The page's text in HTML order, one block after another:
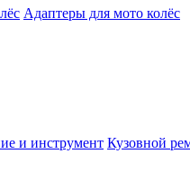
Адаптеры для мото колёс
и инструмент Кузовной